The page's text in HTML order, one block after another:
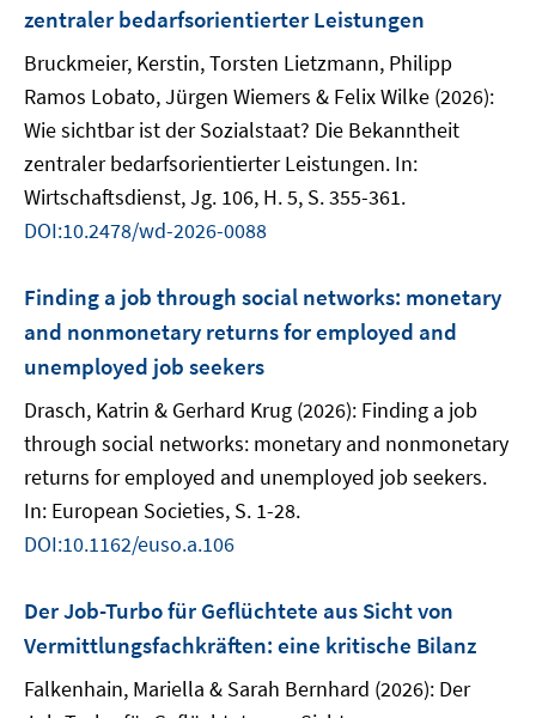
zentraler bedarfsorientierter Leistungen
Bruckmeier, Kerstin, Torsten Lietzmann, Philipp
Ramos Lobato, Jürgen Wiemers & Felix Wilke (2026):
Wie sichtbar ist der Sozialstaat? Die Bekanntheit
zentraler bedarfsorientierter Leistungen. In:
Wirtschaftsdienst, Jg. 106, H. 5, S. 355-361.
DOI:10.2478/wd-2026-0088
Finding a job through social networks: monetary
and nonmonetary returns for employed and
unemployed job seekers
Drasch, Katrin & Gerhard Krug (2026): Finding a job
through social networks: monetary and nonmonetary
returns for employed and unemployed job seekers.
In: European Societies, S. 1-28.
DOI:10.1162/euso.a.106
Der Job-Turbo für Geflüchtete aus Sicht von
Vermittlungsfachkräften: eine kritische Bilanz
Falkenhain, Mariella & Sarah Bernhard (2026): Der